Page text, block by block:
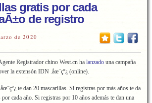
gratis por cada
de registro
de 2020
Registrador chino West.cn ha lanzado una campaña
la extensón IDN .åœ¨çº¿ (online).
te dan 20 mascarillas. Si registras por más años te da
cada año. Si registras por 10 años además te dan una